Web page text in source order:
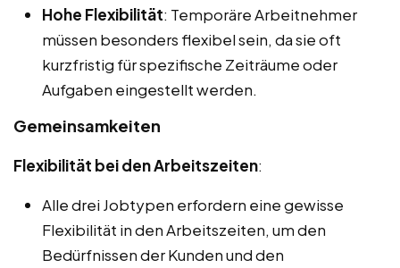
Hohe Flexibilität: Temporäre Arbeitnehmer
müssen besonders flexibel sein, da sie oft
kurzfristig für spezifische Zeiträume oder
Aufgaben eingestellt werden.
Gemeinsamkeiten
Flexibilität bei den Arbeitszeiten:
Alle drei Jobtypen erfordern eine gewisse
Flexibilität in den Arbeitszeiten, um den
Bedürfnissen der Kunden und den